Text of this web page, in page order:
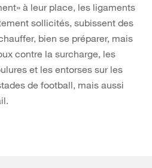
à leur place, les ligaments
sollicités, subissent des
bien se préparer, mais
contre la surcharge, les
et les entorses sur les
de football, mais aussi